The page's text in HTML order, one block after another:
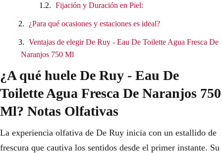
Fijación y Duración en Piel:
¿Para qué ocasiones y estaciones es ideal?
Ventajas de elegir De Ruy - Eau De Toilette Agua Fresca De
Naranjos 750 Ml
¿A qué huele De Ruy - Eau De
Toilette Agua Fresca De Naranjos 750
Ml? Notas Olfativas
La experiencia olfativa de De Ruy inicia con un estallido de
frescura que cautiva los sentidos desde el primer instante. Su